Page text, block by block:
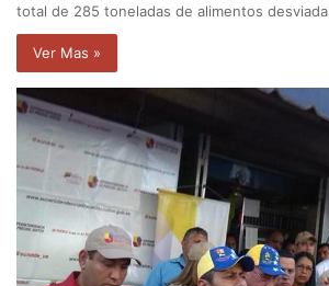
total de 285 toneladas de alimentos
Ver Mas »